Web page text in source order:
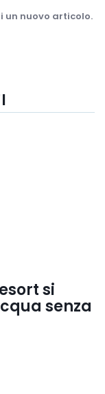
un nuovo articolo.
si
senza